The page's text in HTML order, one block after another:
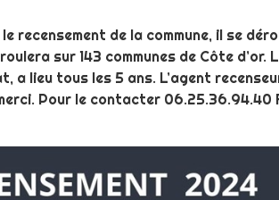
recensement de la commune, il se
sur 143 communes de Côte
a lieu tous les 5 ans. L’agent
Pour le contacter 06.25.36.94.40